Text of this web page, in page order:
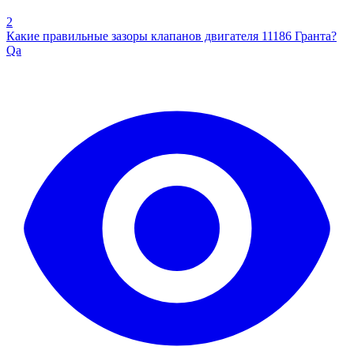
2
Какие правильные зазоры клапанов двигателя 11186 Гранта?
Qa